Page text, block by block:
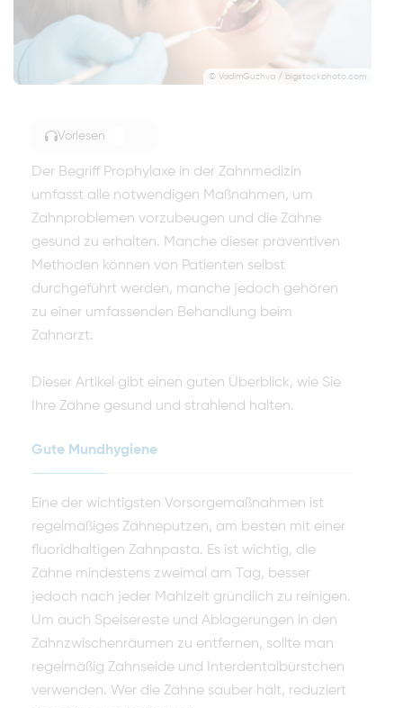
© VadimGuzhva / bigstockphoto.com
Vorlesen
Der Begriff Prophylaxe in der Zahnmedizin
umfasst alle notwendigen Maßnahmen, um
Zahnproblemen vorzubeugen und die Zähne
gesund zu erhalten. Manche dieser präventiven
Methoden können von Patienten selbst
durchgeführt werden, manche jedoch gehören
zu einer umfassenden Behandlung beim
Zahnarzt.
Dieser Artikel gibt einen guten Überblick, wie Sie
Ihre Zähne gesund und strahlend halten.
Gute Mundhygiene
Eine der wichtigsten Vorsorgemaßnahmen ist
regelmäßiges Zähneputzen, am besten mit einer
fluoridhaltigen Zahnpasta. Es ist wichtig, die
Zähne mindestens zweimal am Tag, besser
jedoch nach jeder Mahlzeit gründlich zu reinigen.
Um auch Speisereste und Ablagerungen in den
Zahnzwischenräumen zu entfernen, sollte man
regelmäßig Zahnseide und Interdentalbürstchen
verwenden. Wer die Zähne sauber hält, reduziert